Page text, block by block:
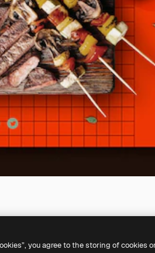
you agree to the storing of cookies